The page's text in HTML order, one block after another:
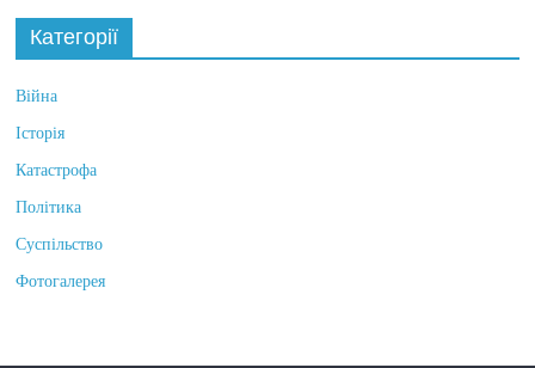
Категорії
Війна
Історія
Катастрофа
Політика
Суспільство
Фотогалерея